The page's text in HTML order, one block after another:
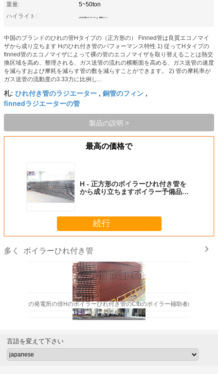
重量:
5~50ton
ハイライト:
ひれ付き管のラジエーター , 銅管のフィン
中国のブランドのひれの管Hタイプの（正方形の） Finned管は良質エコノマイ
ザから成り立ちます Hのひれ付き管のパフォーマンス特性 1) 従ってHタイプの
finned管のエコノマイザによって裸の管のエコノマイザを取り替えることは熱交
換区域を高め、整理される、ガス送管の流れの横断面を高める、ガス送管の速度
を減らすおよび摩耗を減らす管の数を減らすことができます。 2) 管の摩耗率が
ガス送管の流動度の3.33力に比例し...
札: ひれ付き管のラジエーター , 銅管のフィン ,
finnedラジエーターの管
製品の説明 >
最高の価格で
H - 正方形のボイラーひれ付き管を
から成り立ちますボイラー予備品の
続行
多く ボイラーひれ付き管
300 MWの発電所の倍Hのボイラーひれ付き管のCfbのボイラー補助者の付属品
力ボイラーFinned管の暖房の表面のための石炭のエコノマイザのボイラー修理部品
言語を変えて下さい